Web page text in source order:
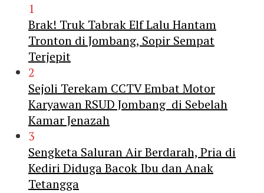
1
Brak! Truk Tabrak Elf Lalu Hantam
Tronton di Jombang, Sopir Sempat
Terjepit
2
Sejoli Terekam CCTV Embat Motor
Karyawan RSUD Jombang di Sebelah
Kamar Jenazah
3
Sengketa Saluran Air Berdarah, Pria di
Kediri Diduga Bacok Ibu dan Anak
Tetangga